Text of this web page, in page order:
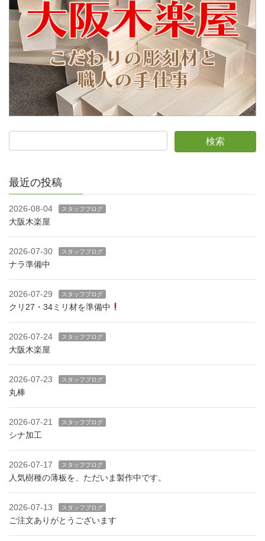
最近の投稿
2026-08-04 スタッフブログ
大阪木楽屋
2026-07-30 スタッフブログ
ナラ準備中
2026-07-29 スタッフブログ
クリ27・34ミリ材を準備中
2026-07-24 スタッフブログ
大阪木楽屋
2026-07-23 スタッフブログ
丸棒
2026-07-21 スタッフブログ
シナ加工
2026-07-17 スタッフブログ
人気樹種の薄板を、ただいま製作中です。
2026-07-13 スタッフブログ
ご注文ありがとうございます